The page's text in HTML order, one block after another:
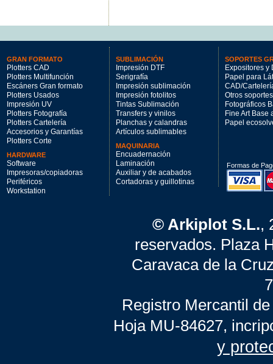
GRAN FORMATO
Plotters CAD
Plotters Multifunción
Escáners Gran formato
Plotters Usados
Impresión UV
Plotters Fotografía
Plotters Cartelería
Accesorios y Garantías
Plotters Corte
HARDWARE
Software
Impresoras/copiadoras
Periféricos
Workstation
SUBLIMACIÓN
Impresión DTF
Serigrafía
Impresión sublimación
Impresión fotolitos
Tintas Sublimación
Transfers y vinilos
Planchas y calandras
Artículos sublimables
MAQUINARIA
Encuadernación
Laminación
Auxiliar y de acabados
Cortadoras y guillotinas
SOPORTES
Expositores y
Papel para
CAD/
Otros soportes
Fotográficos
Fine Art Base
Papel
Formas de
© Arkiplot S.L.,
reservados. Plaza
Caravaca de la
Registro Mercantil
Hoja MU-84627,
y